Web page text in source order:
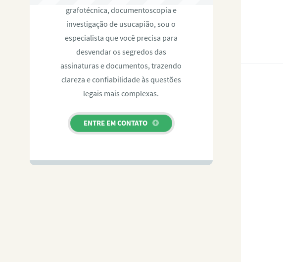
grafotécnica, documentoscopia e
investigação de usucapião, sou o
especialista que você precisa para
desvendar os segredos das
assinaturas e documentos, trazendo
clareza e confiabilidade às questões
legais mais complexas.
ENTRE EM CONTATO